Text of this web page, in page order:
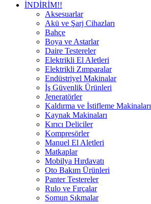
İNDİRİM!!
Aksesuarlar
Akü ve Şarj Cihazları
Bahçe
Boya ve Astarlar
Daire Testereler
Elektrikli El Aletleri
Elektrikli Zımparalar
Endüstriyel Makinalar
İş Güvenlik Ürünleri
Jeneratörler
Kaldırma ve İstifleme Makinaları
Kaynak Makinaları
Kırıcı Deliciler
Kompresörler
Manuel El Aletleri
Matkaplar
Mobilya Hırdavatı
Oto Bakım Ürünleri
Panter Testereler
Rulo ve Fırçalar
Somun Sıkmalar